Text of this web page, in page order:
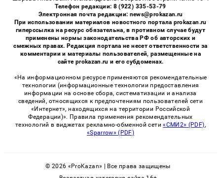
Телефон редакции: 8 (922) 335-53-79
Электронная почта редакции: news@prokazan.ru
При использовании материалов новостного портала prokazan.ru
гиперссылка на ресурс обязательна, в противном случае будут
применены нормы законодательства РФ об авторских и
смежных правах. Редакция портала не несет ответственности за
комментарии и материалы пользователей, размещенные на
сайте prokazan.ru и его субдоменах.
«На информационном ресурсе применяются рекомендательные
технологии (информационные технологии предоставления
информации на основе сбора, систематизации и анализа
сведений, относящихся к предпочтениям пользователей сети
«Интернет», находящихся на территории Российской
Федерации)». Правила применения рекомендательных
технологий в виджетах рекламно-обменной сети«СМИ2» (PDF),
«Sparrow» (PDF)
© 2026 «ProKazan» | Все права защищены